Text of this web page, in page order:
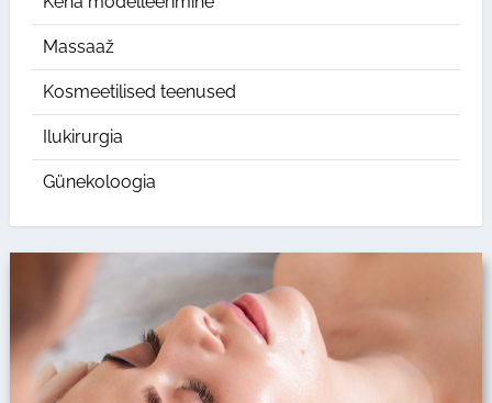
Massaaž
Kosmeetilised teenused
Ilukirurgia
Günekoloogia